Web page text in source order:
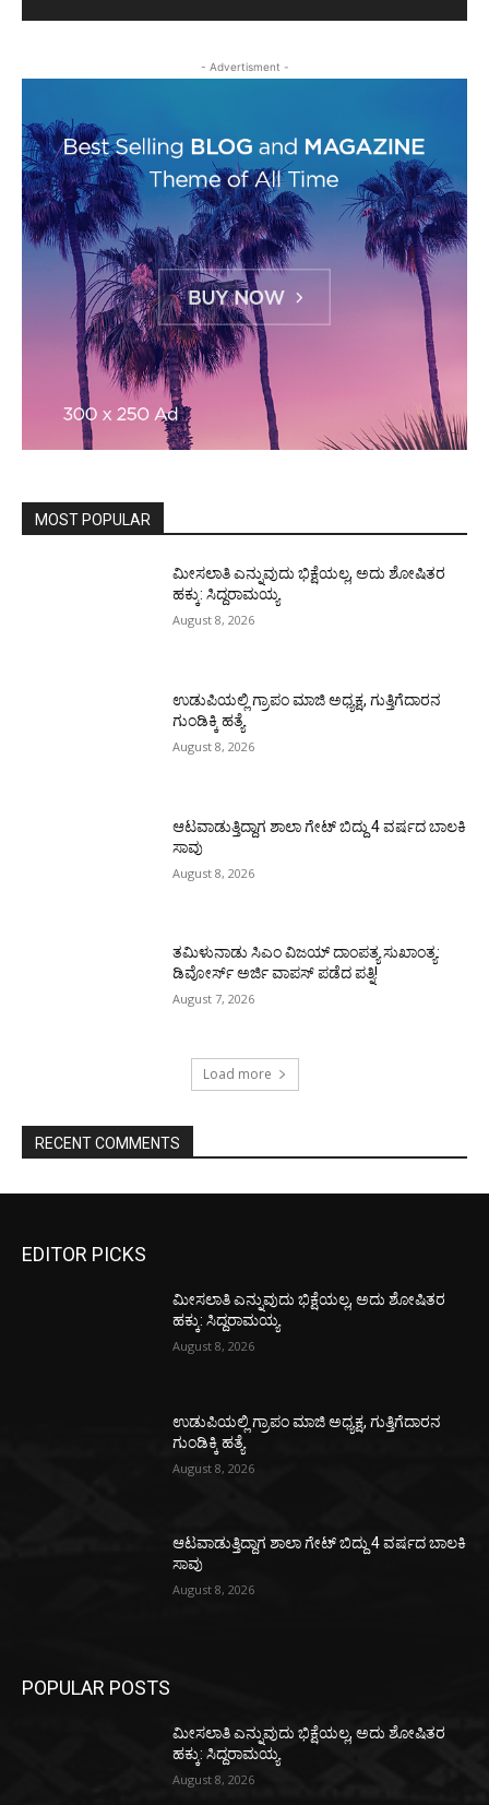
- Advertisment -
MOST POPULAR
ಮೀಸಲಾತಿ ಎನ್ನುವುದು ಭಿಕ್ಷೆಯಲ್ಲ, ಅದು ಶೋಷಿತರ
ಹಕ್ಕು: ಸಿದ್ದರಾಮಯ್ಯ
August 8, 2026
ಉಡುಪಿಯಲ್ಲಿ ಗ್ರಾಪಂ ಮಾಜಿ ಅಧ್ಯಕ್ಷ, ಗುತ್ತಿಗೆದಾರನ
ಗುಂಡಿಕ್ಕಿ ಹತ್ಯೆ
August 8, 2026
ಆಟವಾಡುತ್ತಿದ್ದಾಗ ಶಾಲಾ ಗೇಟ್‌ ಬಿದ್ದು 4 ವರ್ಷದ ಬಾಲಕಿ
ಸಾವು
August 8, 2026
ತಮಿಳುನಾಡು ಸಿಎಂ ವಿಜಯ್‌ ದಾಂಪತ್ಯ ಸುಖಾಂತ್ಯ:
ಡಿವೋರ್ಸ್‌ ಅರ್ಜಿ ವಾಪಸ್‌ ಪಡೆದ ಪತ್ನಿ!
August 7, 2026
Load more
RECENT COMMENTS
EDITOR PICKS
ಮೀಸಲಾತಿ ಎನ್ನುವುದು ಭಿಕ್ಷೆಯಲ್ಲ, ಅದು ಶೋಷಿತರ
ಹಕ್ಕು: ಸಿದ್ದರಾಮಯ್ಯ
August 8, 2026
ಉಡುಪಿಯಲ್ಲಿ ಗ್ರಾಪಂ ಮಾಜಿ ಅಧ್ಯಕ್ಷ, ಗುತ್ತಿಗೆದಾರನ
ಗುಂಡಿಕ್ಕಿ ಹತ್ಯೆ
August 8, 2026
ಆಟವಾಡುತ್ತಿದ್ದಾಗ ಶಾಲಾ ಗೇಟ್‌ ಬಿದ್ದು 4 ವರ್ಷದ ಬಾಲಕಿ
ಸಾವು
August 8, 2026
POPULAR POSTS
ಮೀಸಲಾತಿ ಎನ್ನುವುದು ಭಿಕ್ಷೆಯಲ್ಲ, ಅದು ಶೋಷಿತರ
ಹಕ್ಕು: ಸಿದ್ದರಾಮಯ್ಯ
August 8, 2026